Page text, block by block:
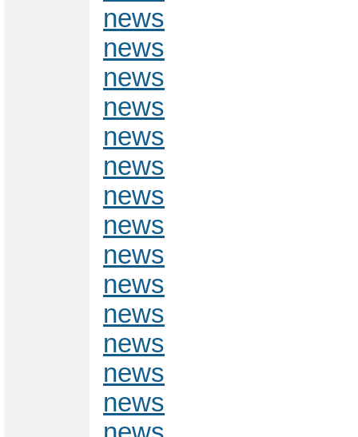
news
news
news
news
news
news
news
news
news
news
news
news
news
news